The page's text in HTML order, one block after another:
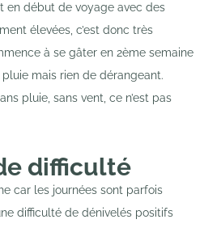
en début de voyage avec des
élevées, c’est donc très
à se gâter en 2ème semaine
mais rien de dérangeant.
pluie, sans vent, ce n’est pas
difficulté
car les journées sont parfois
difficulté de dénivelés positifs